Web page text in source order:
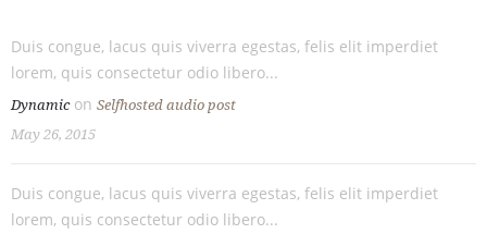
Duis congue, lacus quis viverra egestas, felis elit imperdiet
lorem, quis consectetur odio libero...
Dynamicon Selfhosted audio post
May 26, 2015
Duis congue, lacus quis viverra egestas, felis elit imperdiet
lorem, quis consectetur odio libero...